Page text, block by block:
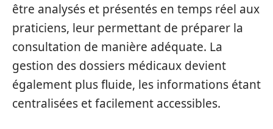
être analysés et présentés en temps réel aux
praticiens, leur permettant de préparer la
consultation de manière adéquate. La
gestion des dossiers médicaux devient
également plus fluide, les informations étant
centralisées et facilement accessibles.